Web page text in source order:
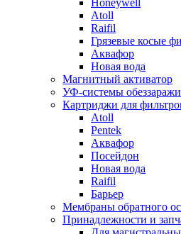
Honeywell
Atoll
Raifil
Грязевые косые
Аквафор
Новая вода
Магнитный активатор
УФ-системы
Картриджи для
Atoll
Pentek
Аквафор
Посейдон
Новая вода
Raifil
Барьер
Мембраны обратного
Принадлежности и